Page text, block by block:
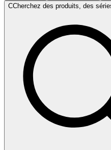
CCherchez des produits, des